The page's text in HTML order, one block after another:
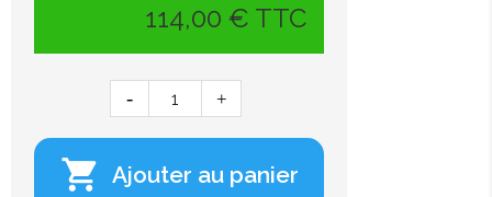
114,00 € TTC
 Ajouter au panier